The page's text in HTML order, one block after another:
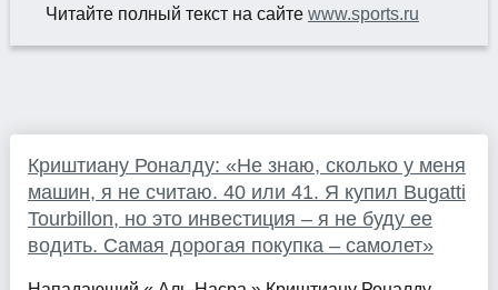
Читайте полный текст на сайте www.sports.ru
Криштиану Роналду: «Не знаю, сколько у меня
машин, я не считаю. 40 или 41. Я купил Bugatti
Tourbillon, но это инвестиция – я не буду ее
водить. Самая дорогая покупка – самолет»